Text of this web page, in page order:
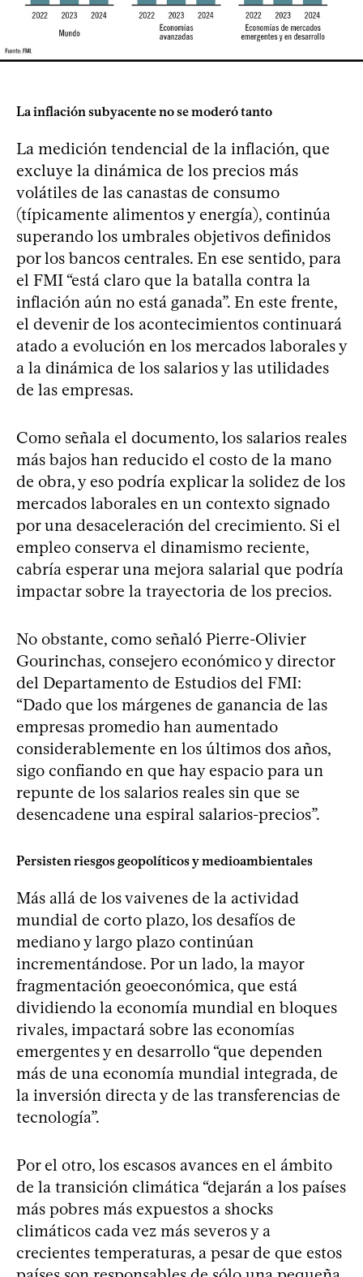
La inflación subyacente no se moderó tanto
La medición tendencial de la inflación, que
excluye la dinámica de los precios más
volátiles de las canastas de consumo
(típicamente alimentos y energía), continúa
superando los umbrales objetivos definidos
por los bancos centrales. En ese sentido, para
el FMI “está claro que la batalla contra la
inflación aún no está ganada”. En este frente,
el devenir de los acontecimientos continuará
atado a evolución en los mercados laborales y
a la dinámica de los salarios y las utilidades
de las empresas.
Como señala el documento, los salarios reales
más bajos han reducido el costo de la mano
de obra, y eso podría explicar la solidez de los
mercados laborales en un contexto signado
por una desaceleración del crecimiento. Si el
empleo conserva el dinamismo reciente,
cabría esperar una mejora salarial que podría
impactar sobre la trayectoria de los precios.
No obstante, como señaló Pierre-Olivier
Gourinchas, consejero económico y director
del Departamento de Estudios del FMI:
“Dado que los márgenes de ganancia de las
empresas promedio han aumentado
considerablemente en los últimos dos años,
sigo confiando en que hay espacio para un
repunte de los salarios reales sin que se
desencadene una espiral salarios-precios”.
Persisten riesgos geopolíticos y medioambientales
Más allá de los vaivenes de la actividad
mundial de corto plazo, los desafíos de
mediano y largo plazo continúan
incrementándose. Por un lado, la mayor
fragmentación geoeconómica, que está
dividiendo la economía mundial en bloques
rivales, impactará sobre las economías
emergentes y en desarrollo “que dependen
más de una economía mundial integrada, de
la inversión directa y de las transferencias de
tecnología”.
Por el otro, los escasos avances en el ámbito
de la transición climática “dejarán a los países
más pobres más expuestos a shocks
climáticos cada vez más severos y a
crecientes temperaturas, a pesar de que estos